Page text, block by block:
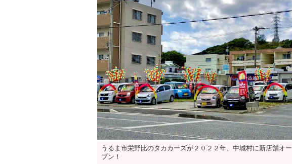
うるま市栄野比のタカカーズが２０２２年、中城村に新店舗オー
プン！